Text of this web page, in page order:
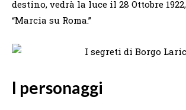
destino, vedrà la luce il 28 Ottobre
“Marcia su Roma.”
I personaggi